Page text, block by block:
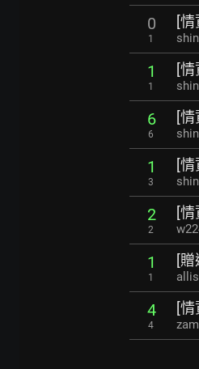
0
1
[
1
1
[
6
6
[
1
3
[
2
2
[
1
1
[
4
4
[